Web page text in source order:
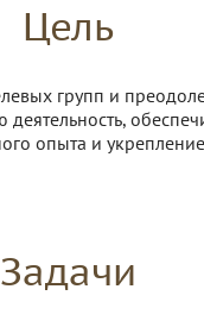
Цель
групп и
деятельность,
опыта и
Задачи